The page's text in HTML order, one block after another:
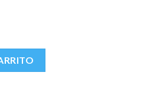
COBRIZO cantidad